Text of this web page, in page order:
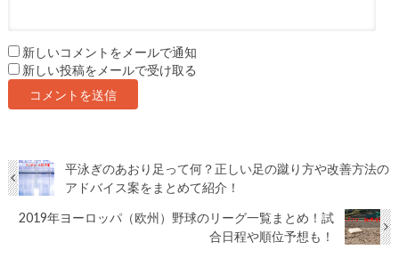
新しいコメントをメールで通知
新しい投稿をメールで受け取る
平泳ぎのあおり足って何？正しい足の蹴り方や改善方法の
アドバイス案をまとめて紹介！
2019年ヨーロッパ（欧州）野球のリーグ一覧まとめ！試
合日程や順位予想も！